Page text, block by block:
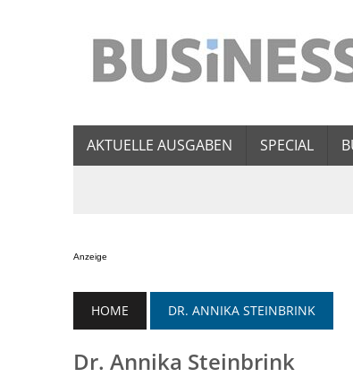
AKTUELLE AUSGABEN SPECIAL
Anzeige
HOME DR. ANNIKA STEINBRINK
Dr. Annika Steinbrink